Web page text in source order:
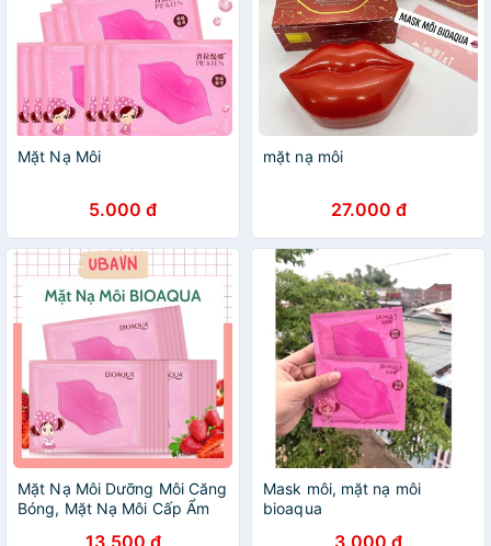
Mặt Nạ Môi
5.000 đ
mặt nạ môi
27.000 đ
Mặt Nạ Môi Dưỡng Môi Căng
Bóng, Mặt Nạ Môi Cấp Ẩm
13.500 đ
Mask môi, mặt nạ môi
bioaqua
3.000 đ